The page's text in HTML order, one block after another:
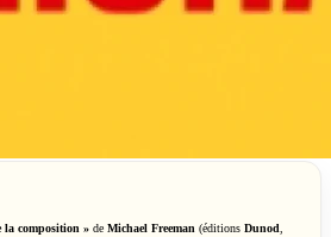
la composition » de Michael Freeman (éditions Dunod